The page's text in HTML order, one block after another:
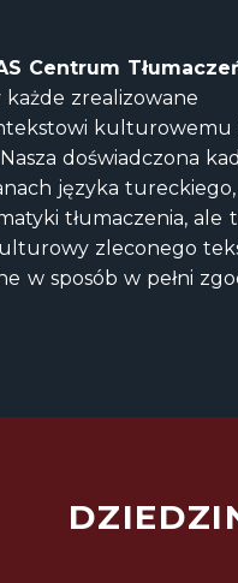
Centrum
każde zrealizowane
kulturowemu
doświadczona
języka
tłumaczenia, ale
zleconego
w sposób w pełni